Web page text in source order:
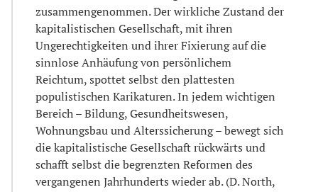
zusammengenommen. Der wirkliche Zustand der
kapitalistischen Gesellschaft, mit ihren
Ungerechtigkeiten und ihrer Fixierung auf die
sinnlose Anhäufung von persönlichem
Reichtum, spottet selbst den plattesten
populistischen Karikaturen. In jedem wichtigen
Bereich – Bildung, Gesundheitswesen,
Wohnungsbau und Alterssicherung – bewegt sich
die kapitalistische Gesellschaft rückwärts und
schafft selbst die begrenzten Reformen des
vergangenen Jahrhunderts wieder ab. (D. North,